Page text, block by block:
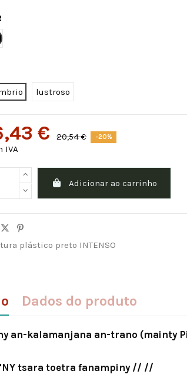
lustroso
€ 20,54 € -20%
IVA
Adicionar ao carrinho
plástico preto INTENSO
Dados do produto
an-kalamanjana an-trano
tsara toetra fanampiny // //